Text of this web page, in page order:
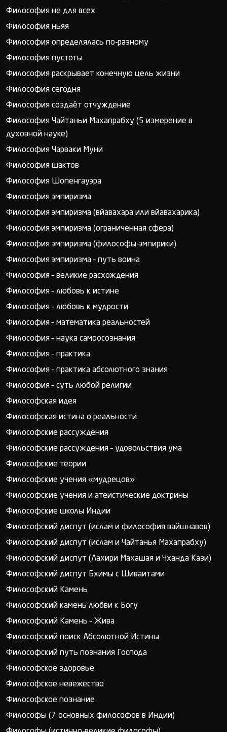
Философия не для всех
Философия ньяя
Философия определялась по-разному
Философия пустоты
Философия раскрывает конечную цель жизни
Философия сегодня
Философия создаёт отчуждение
Философия Чайтаньи Махапрабху (5 измерение в
духовной науке)
Философия Чарваки Муни
Философия шактов
Философия Шопенгауэра
Философия эмпиризма
Философия эмпиризма (вйавахара или вйавахарика)
Философия эмпиризма (ограниченная сфера)
Философия эмпиризма (философы-эмпирики)
Философия эмпиризма – путь воина
Философия – великие расхождения
Философия – любовь к истине
Философия – любовь к мудрости
Философия – математика реальностей
Философия – наука самоосознания
Философия – практика
Философия – практика абсолютного знания
Философия – суть любой религии
Философская идея
Философская истина о реальности
Философские рассуждения
Философские рассуждения – удовольствия ума
Философские теории
Философские учения «мудрецов»
Философские учения и атеистические доктрины
Философские школы Индии
Философский диспут (ислам и философия вайшнавов)
Философский диспут (ислам и Чайтанья Махапрабху)
Философский диспут (Лахири Махашая и Чханда Кази)
Философский диспут Бхимы с Шиваитами
Философский Камень
Философский камень любви к Богу
Философский Камень – Жива
Философский поиск Абсолютной Истины
Философский путь познания Господа
Философское здоровье
Философское невежество
Философское познание
Философы (7 основных философов в Индии)